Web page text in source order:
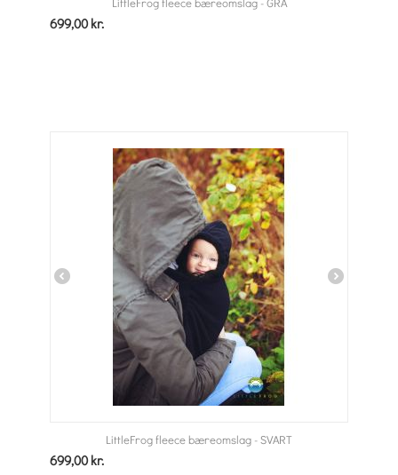
699,00 kr.
LittleFrog fleece bæreomslag - SVART
699,00 kr.